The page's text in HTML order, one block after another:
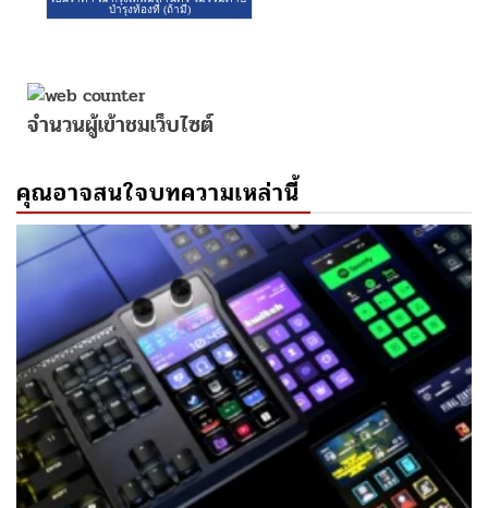
จำนวนผู้เข้าชมเว็บไซต์
คุณอาจสนใจบทความเหล่านี้